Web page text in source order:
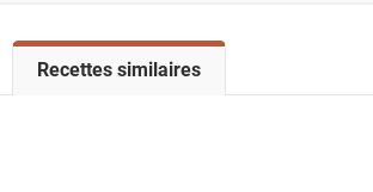
o
Recettes similaires